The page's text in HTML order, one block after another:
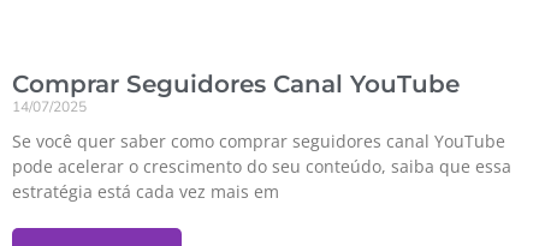
Comprar Seguidores Canal YouTube
14/07/2025
Se você quer saber como comprar seguidores canal YouTube
pode acelerar o crescimento do seu conteúdo, saiba que essa
estratégia está cada vez mais em